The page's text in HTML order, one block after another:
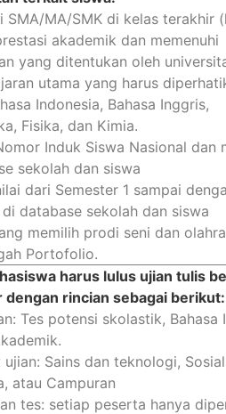
SMA/MA/SMK di kelas terakhir
akademik dan memenuhi
yang ditentukan oleh
utama yang harus
Indonesia, Bahasa Inggris,
Fisika, dan Kimia.
Induk Siswa Nasional dan
sekolah dan siswa
dari Semester 1 sampai
database sekolah dan siswa
memilih prodi seni dan
Portofolio.
harus lulus ujian tulis
dengan rincian sebagai berikut:
Tes potensi skolastik, Bahasa
ujian: Sains dan teknologi,
atau Campuran
tes: setiap peserta hanya